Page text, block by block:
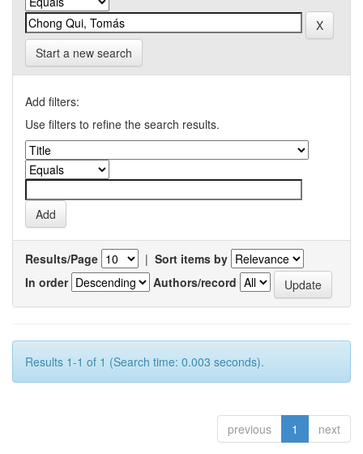
Start a new search
Add filters:
Use filters to refine the search results.
Results/Page | Sort items by
In order
Authors/record
Results 1-1 of 1 (Search time: 0.003 seconds).
previous 1 next